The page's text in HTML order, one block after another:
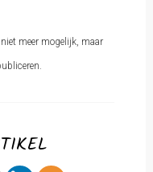
meer mogelijk, maar